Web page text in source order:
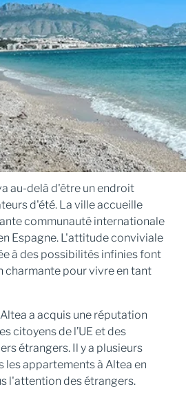
au-delà d'être un endroit
d'été. La ville accueille
communauté internationale
Espagne. L'attitude conviviale
à des possibilités infinies font
charmante pour vivre en tant
a acquis une réputation
citoyens de l’UE et des
étrangers. Il y a plusieurs
les appartements à Altea en
l'attention des étrangers.